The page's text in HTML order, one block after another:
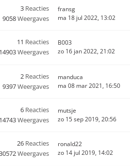
3 Reacties
9058Weergaves
fransg
ma 18 jul 2022, 13:02
11 Reacties
14903Weergaves
B003
zo 16 jan 2022, 21:02
2 Reacties
9397Weergaves
manduca
ma 08 mar 2021, 16:50
6 Reacties
14743Weergaves
mutsje
zo 15 sep 2019, 20:56
26 Reacties
Weergaves
ronald22
zo 14 jul 2019, 14:02